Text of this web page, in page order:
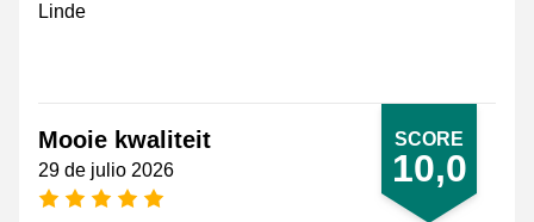
Linde
SCORE
10,0
Mooie kwaliteit
29 de julio 2026
[_General:NumberOfStarsPluralFormat]